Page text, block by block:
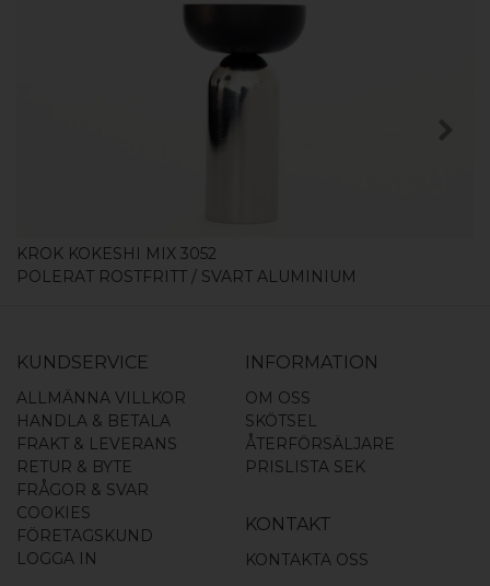
KROK KOKESHI MIX 3052
POLERAT ROSTFRITT / SVART ALUMINIUM
KUNDSERVICE
ALLMÄNNA VILLKOR
HANDLA & BETALA
FRAKT & LEVERANS
RETUR & BYTE
FRÅGOR & SVAR
COOKIES
FÖRETAGSKUND
LOGGA IN
INFORMATION
OM OSS
SKÖTSEL
ÅTERFÖRSÄLJARE
PRISLISTA SEK
KONTAKT
KONTAKTA OSS